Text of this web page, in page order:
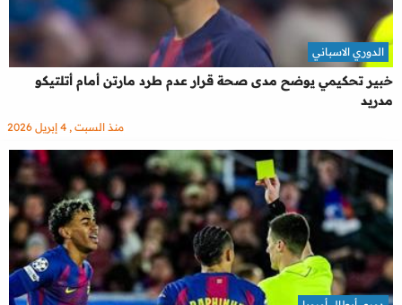
خبير تحكيمي يوضح مدى صحة قرار عدم طرد مارتن أمام أتلتيكو
مدريد
الدوري الاسباني
منذ السبت , 4 إبريل 2026